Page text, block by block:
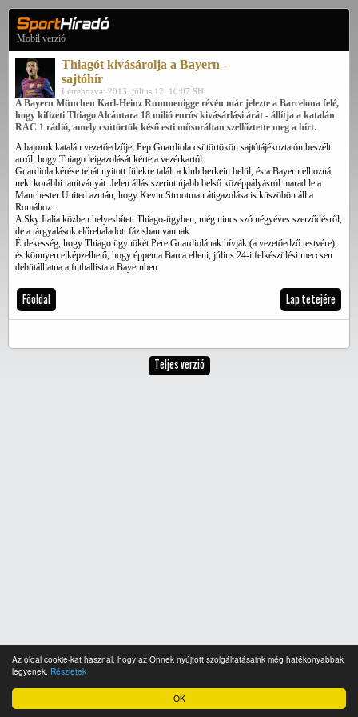
OK
Az oldal cookie-kat használ, hogy az Önnek nyújtott szolgáltatásaink még hatékonyabbak
legyenek. Részletek
Mobil verzió
Thiagót kivásárolja a Bayern -
sajtóhír
Létrehozva: 2013. július 12. 10:07 SH
A Bayern München Karl-Heinz Rummenigge révén már jelezte a Barcelona felé,
hogy kifizeti Thiago Alcántara 18 milió eurós kivásárlási árát - állítja a katalán
RAC 1 rádió, amely csütörtök késő esti műsorában szellőztette meg a hírt.
A bajorok katalán vezetőedzője, Pep Guardiola csütörtökön sajtótájékoztatón beszélt
arról, hogy Thiago leigazolását kérte a vezérkartól.
Guardiola kérése tehát nyitott fülekre talált a klub berkein belül, és a Bayern elhozná
neki korábbi tanítványát. Jelen állás szerint újabb belső középpályásról marad le a
Manchester United azután, hogy Kevin Strootman átigazolása is küszöbön áll a
Romához.
A Sky Italia közben helyesbített Thiago-ügyben, még nincs szó négyéves szerződésről,
de a tárgyalások előrehaladott fázisban vannak.
Érdekesség, hogy Thiago ügynökét Pere Guardiolának hívják (a vezetőedző testvére),
és könnyen elképzelhető, hogy éppen a Barca elleni, július 24-i felkészülési meccsen
debütálhatna a futballista a Bayernben.
Főoldal Lap tetejére
Teljes verzió